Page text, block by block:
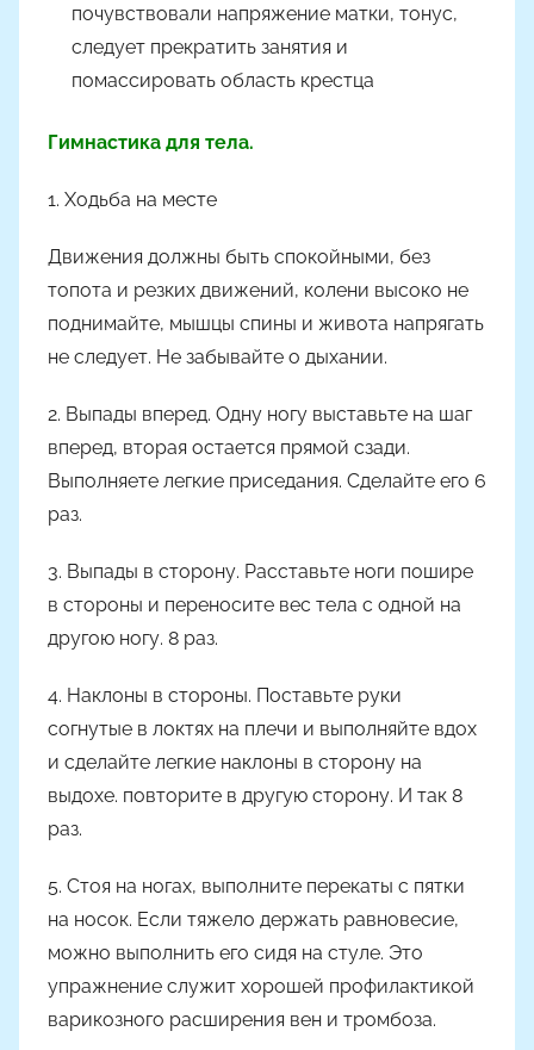
почувствовали напряжение матки, тонус,
следует прекратить занятия и
помассировать область крестца
Гимнастика для тела.
1. Ходьба на месте
Движения должны быть спокойными, без
топота и резких движений, колени высоко не
поднимайте, мышцы спины и живота напрягать
не следует. Не забывайте о дыхании.
2. Выпады вперед. Одну ногу выставьте на шаг
вперед, вторая остается прямой сзади.
Выполняете легкие приседания. Сделайте его 6
раз.
3. Выпады в сторону. Расставьте ноги пошире
в стороны и переносите вес тела с одной на
другою ногу. 8 раз.
4. Наклоны в стороны. Поставьте руки
согнутые в локтях на плечи и выполняйте вдох
и сделайте легкие наклоны в сторону на
выдохе. повторите в другую сторону. И так 8
раз.
5. Стоя на ногах, выполните перекаты с пятки
на носок. Если тяжело держать равновесие,
можно выполнить его сидя на стуле. Это
упражнение служит хорошей профилактикой
варикозного расширения вен и тромбоза.